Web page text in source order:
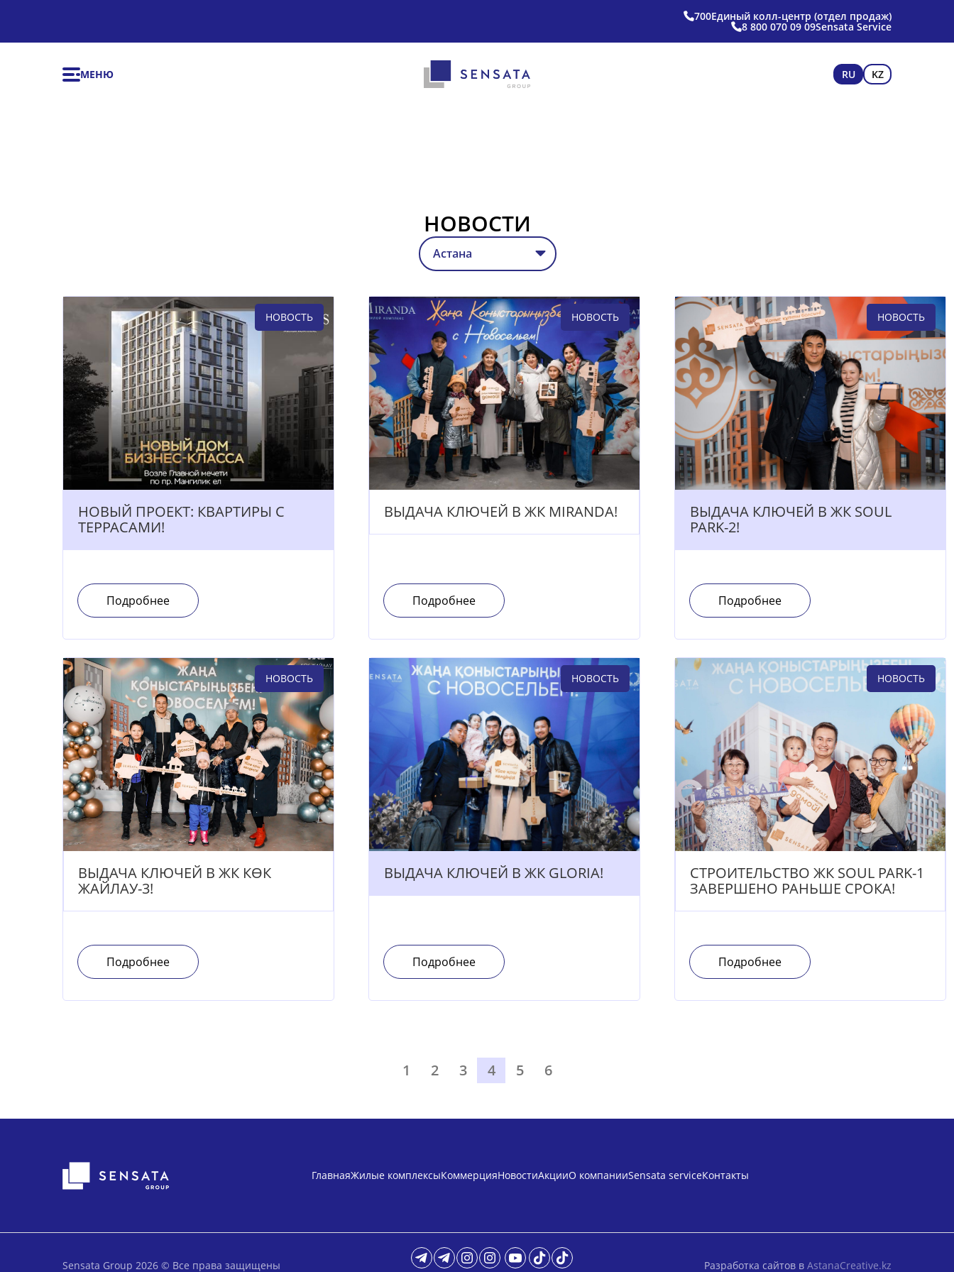
700Единый колл-центр (отдел продаж)
8 800 070 09 09Sensata Service
МЕНЮ RU KZ
НОВОСТИ
НОВОСТЬ
НОВЫЙ ПРОЕКТ: КВАРТИРЫ С
ТЕРРАСАМИ!
Подробнее
НОВОСТЬ
ВЫДАЧА КЛЮЧЕЙ В ЖК MIRANDA!
Подробнее
НОВОСТЬ
ВЫДАЧА КЛЮЧЕЙ В ЖК SOUL
PARK-2!
Подробнее
НОВОСТЬ
ВЫДАЧА КЛЮЧЕЙ В ЖК КӨК
ЖАЙЛАУ-3!
Подробнее
НОВОСТЬ
ВЫДАЧА КЛЮЧЕЙ В ЖК GLORIA!
Подробнее
НОВОСТЬ
СТРОИТЕЛЬСТВО ЖК SOUL PARK-1
ЗАВЕРШЕНО РАНЬШЕ СРОКА!
Подробнее
1 2 3 4 5 6
ГлавнаяЖилые комплексыКоммерцияНовостиАкцииО компанииSensata serviceКонтакты
Sensata Group 2026 © Все права защищены Разработка сайтов в AstanaCreative.kz